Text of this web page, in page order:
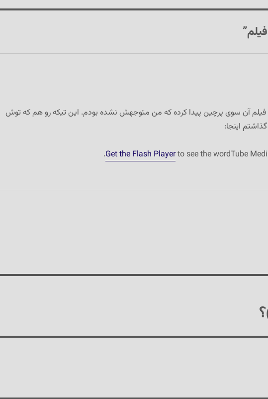
آن سوی پرچین پیدا کرده که من متوجهش نشده بودم. این تیکه رو هم که توش
اینجا:
Get the Flash Playerto see the wordTube